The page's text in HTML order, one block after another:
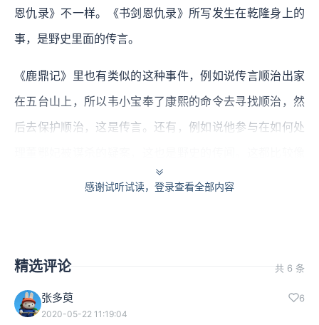
恩仇录》不一样。《书剑恩仇录》所写发生在乾隆身上的
事，是野史里面的传言。
《鹿鼎记》里也有类似的这种事件，例如说传言顺治出家
在五台山上，所以韦小宝奉了康熙的命令去寻找顺治，然
后去保护顺治，这是传言。还有，例如说他参与在如何处
《书剑恩仇录》里说的，原来乾隆具备有汉人的身份。
事是康熙抓鳌拜、杀鳌拜，这是康熙亲政之后的第一件大
事，这实质上是一场政变；第二件事情是跟平西王吴三桂
之间的关系，这是一场武装叛变以及镇压；另外还有第三
感谢试听试读，登录查看全部内容
精选评论 共 6 条
张多萸 6
2020-05-22 11:19:04